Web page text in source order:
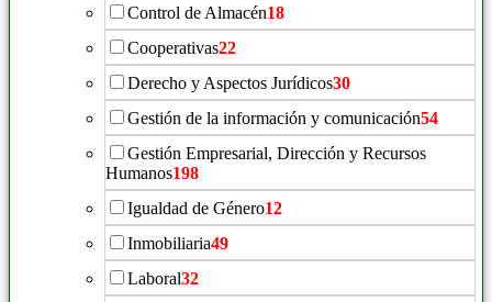
Control de Almacén18
Cooperativas22
Derecho y Aspectos Jurídicos30
Gestión de la información y comunicación54
Gestión Empresarial, Dirección y Recursos
Humanos198
Igualdad de Género12
Inmobiliaria49
Laboral32